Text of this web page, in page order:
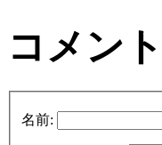
コメン
名前: